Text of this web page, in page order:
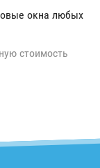
окна любых
стоимость